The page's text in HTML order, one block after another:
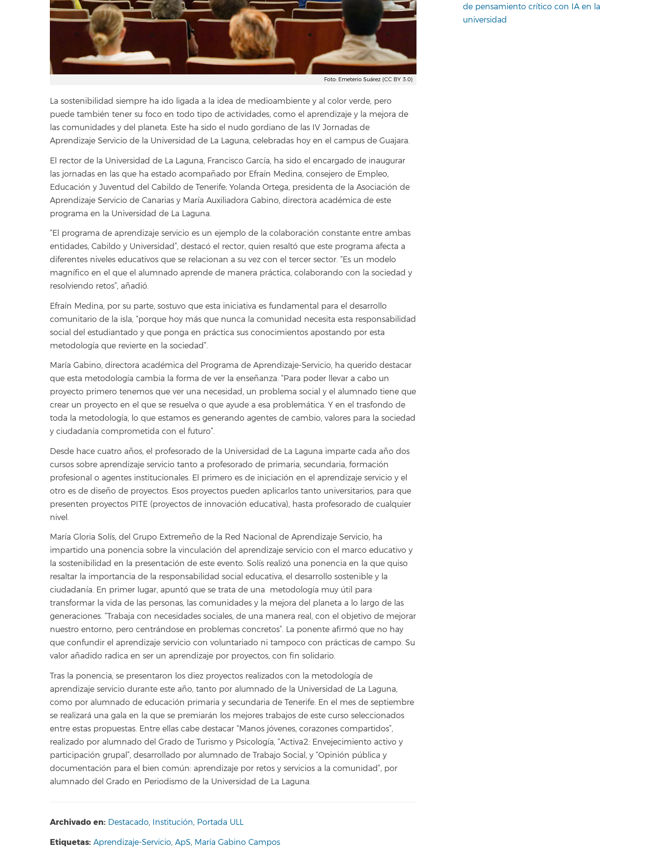
Foto: Emeterio Suárez (CC BY 3.0)
La sostenibilidad siempre ha ido ligada a la idea de medioambiente y al color verde, pero
puede también tener su foco en todo tipo de actividades, como el aprendizaje y la mejora de
las comunidades y del planeta. Este ha sido el nudo gordiano de las IV Jornadas de
Aprendizaje Servicio de la Universidad de La Laguna, celebradas hoy en el campus de Guajara.
El rector de la Universidad de La Laguna, Francisco García, ha sido el encargado de inaugurar
las jornadas en las que ha estado acompañado por Efraín Medina, consejero de Empleo,
Educación y Juventud del Cabildo de Tenerife; Yolanda Ortega, presidenta de la Asociación de
Aprendizaje Servicio de Canarias y María Auxiliadora Gabino, directora académica de este
programa en la Universidad de La Laguna.
“El programa de aprendizaje servicio es un ejemplo de la colaboración constante entre ambas
entidades, Cabildo y Universidad”, destacó el rector, quien resaltó que este programa afecta a
diferentes niveles educativos que se relacionan a su vez con el tercer sector. “Es un modelo
magnífico en el que el alumnado aprende de manera práctica, colaborando con la sociedad y
resolviendo retos”, añadió.
Efraín Medina, por su parte, sostuvo que esta iniciativa es fundamental para el desarrollo
comunitario de la isla, “porque hoy más que nunca la comunidad necesita esta responsabilidad
social del estudiantado y que ponga en práctica sus conocimientos apostando por esta
metodología que revierte en la sociedad”.
María Gabino, directora académica del Programa de Aprendizaje-Servicio, ha querido destacar
que esta metodología cambia la forma de ver la enseñanza. “Para poder llevar a cabo un
proyecto primero tenemos que ver una necesidad, un problema social y el alumnado tiene que
crear un proyecto en el que se resuelva o que ayude a esa problemática. Y en el trasfondo de
toda la metodología, lo que estamos es generando agentes de cambio, valores para la sociedad
y ciudadanía comprometida con el futuro”.
Desde hace cuatro años, el profesorado de la Universidad de La Laguna imparte cada año dos
cursos sobre aprendizaje servicio tanto a profesorado de primaria, secundaria, formación
profesional o agentes institucionales. El primero es de iniciación en el aprendizaje servicio y el
otro es de diseño de proyectos. Esos proyectos pueden aplicarlos tanto universitarios, para que
presenten proyectos PITE (proyectos de innovación educativa), hasta profesorado de cualquier
nivel.
María Gloria Solís, del Grupo Extremeño de la Red Nacional de Aprendizaje Servicio, ha
impartido una ponencia sobre la vinculación del aprendizaje servicio con el marco educativo y
la sostenibilidad en la presentación de este evento. Solís realizó una ponencia en la que quiso
resaltar la importancia de la responsabilidad social educativa, el desarrollo sostenible y la
ciudadanía. En primer lugar, apuntó que se trata de una metodología muy útil para
transformar la vida de las personas, las comunidades y la mejora del planeta a lo largo de las
generaciones. “Trabaja con necesidades sociales, de una manera real, con el objetivo de mejorar
nuestro entorno, pero centrándose en problemas concretos”. La ponente afirmó que no hay
que confundir el aprendizaje servicio con voluntariado ni tampoco con prácticas de campo. Su
valor añadido radica en ser un aprendizaje por proyectos, con fin solidario.
Tras la ponencia, se presentaron los diez proyectos realizados con la metodología de
aprendizaje servicio durante este año, tanto por alumnado de la Universidad de La Laguna,
como por alumnado de educación primaria y secundaria de Tenerife. En el mes de septiembre
se realizará una gala en la que se premiarán los mejores trabajos de este curso seleccionados
entre estas propuestas. Entre ellas cabe destacar “Manos jóvenes, corazones compartidos”,
realizado por alumnado del Grado de Turismo y Psicología, “Activa2: Envejecimiento activo y
participación grupal”, desarrollado por alumnado de Trabajo Social, y “Opinión pública y
documentación para el bien común: aprendizaje por retos y servicios a la comunidad”, por
alumnado del Grado en Periodismo de la Universidad de La Laguna.
Archivado en: Destacado, Institución, Portada ULL
Etiquetas: Aprendizaje-Servicio, ApS, María Gabino Campos
de pensamiento crítico con IA en la
universidad